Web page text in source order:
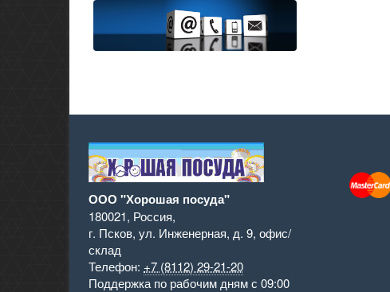
ООО "Хорошая посуда"
180021, Россия,
г. Псков, ул. Инженерная, д. 9, офис/
склад
Телефон: +7 (8112) 29-21-20
Поддержка по рабочим дням с 09:00